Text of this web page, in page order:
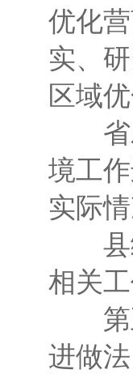
优化
实、
区域
省发
境工
实际
县级
相关工
第五
进做